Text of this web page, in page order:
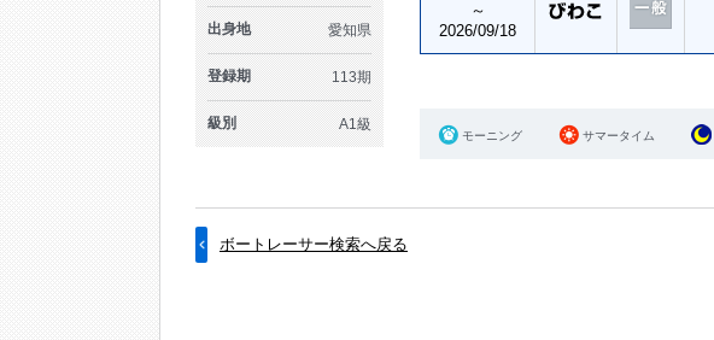
出身地 愛知県
登録期 113期
級別 A1級
～
2026/09/18
モーニング サマータイム
ボートレーサー検索へ戻る